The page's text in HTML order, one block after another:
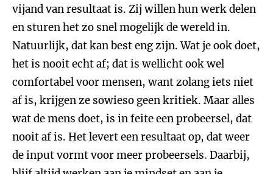
vijand van resultaat is. Zij willen hun werk delen
en sturen het zo snel mogelijk de wereld in.
Natuurlijk, dat kan best eng zijn. Wat je ook doet,
het is nooit echt af; dat is wellicht ook wel
comfortabel voor mensen, want zolang iets niet
af is, krijgen ze sowieso geen kritiek. Maar alles
wat de mens doet, is in feite een probeersel, dat
nooit af is. Het levert een resultaat op, dat weer
de input vormt voor meer probeersels. Daarbij,